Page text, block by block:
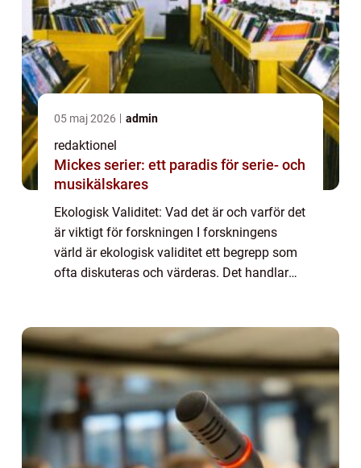
05 maj 2026 admin
redaktionel
Mickes serier: ett paradis för serie- och
musikälskares
Ekologisk Validitet: Vad det är och varför det
är viktigt för forskningen I forskningens
värld är ekologisk validitet ett begrepp som
ofta diskuteras och värderas. Det handlar